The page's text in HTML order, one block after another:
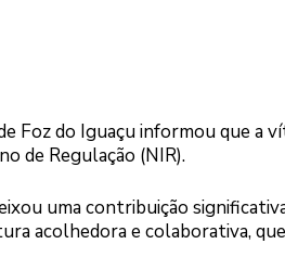
Foz do Iguaçu informou que a
de Regulação (NIR).
uma contribuição
acolhedora e colaborativa,